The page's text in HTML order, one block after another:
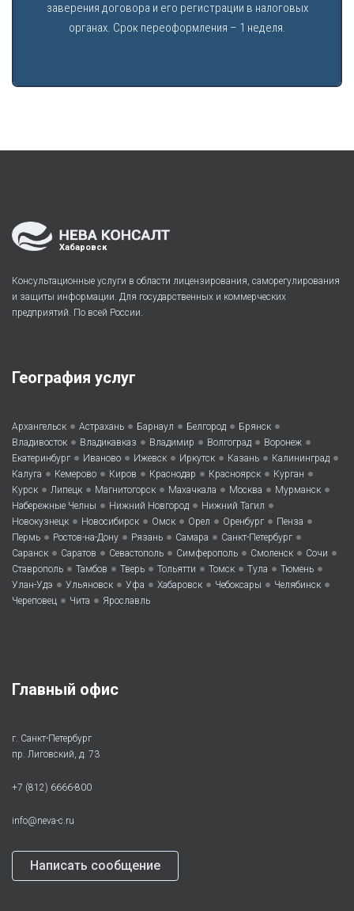
заверения договора и его регистрации в налоговых
органах. Срок переоформления – 1 неделя.
Хабаровск
Консультационные услуги в области лицензирования, саморегулирования
и защиты информации. Для государственных и коммерческих
предприятий. По всей России.
География услуг
Архангельск • Астрахань • Барнаул • Белгород • Брянск •
Владивосток • Владикавказ • Владимир • Волгоград • Воронеж •
Екатеринбург • Иваново • Ижевск • Иркутск • Казань • Калининград •
Калуга • Кемерово • Киров • Краснодар • Красноярск • Курган •
Курск • Липецк • Магнитогорск • Махачкала • Москва • Мурманск •
Набережные Челны • Нижний Новгород • Нижний Тагил •
Новокузнецк • Новосибирск • Омск • Орел • Оренбург • Пенза •
Пермь • Ростов-на-Дону • Рязань • Самара • Санкт-Петербург •
Саранск • Саратов • Севастополь • Симферополь • Смоленск • Сочи •
Ставрополь • Тамбов • Тверь • Тольятти • Томск • Тула • Тюмень •
Улан-Удэ • Ульяновск • Уфа • Хабаровск • Чебоксары • Челябинск •
Череповец • Чита • Ярославль
Главный офис
г. Санкт-Петербург
пр. Лиговский, д. 73
+7 (812) 6666-800
info@neva-c.ru
Написать сообщение